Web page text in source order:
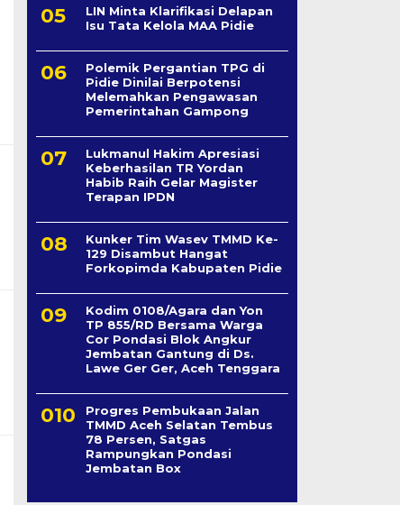
LIN Minta Klarifikasi Delapan
Isu Tata Kelola MAA Pidie
Polemik Pergantian TPG di
Pidie Dinilai Berpotensi
Melemahkan Pengawasan
Pemerintahan Gampong
Lukmanul Hakim Apresiasi
Keberhasilan TR Yordan
Habib Raih Gelar Magister
Terapan IPDN
Kunker Tim Wasev TMMD Ke-
129 Disambut Hangat
Forkopimda Kabupaten Pidie
Kodim 0108/Agara dan Yon
TP 855/RD Bersama Warga
Cor Pondasi Blok Angkur
Jembatan Gantung di Ds.
Lawe Ger Ger, Aceh Tenggara
Progres Pembukaan Jalan
TMMD Aceh Selatan Tembus
78 Persen, Satgas
Rampungkan Pondasi
Jembatan Box